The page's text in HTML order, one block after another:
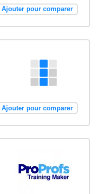
Ajouter pour comparer
Ajouter pour comparer